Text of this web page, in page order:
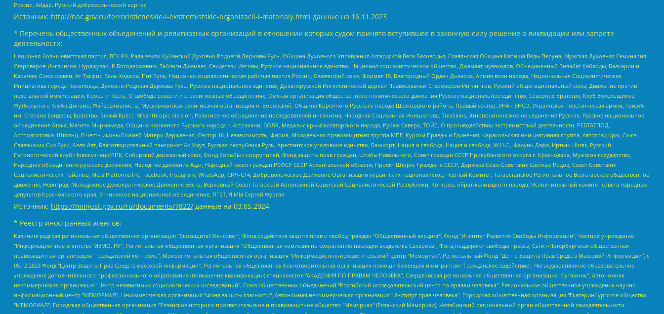
России, Айдар, Русский добровольческий корпус
Источник: http://nac.gov.ru/terroristicheskie-i-ekstremistskie-organizacii-i-materialy.html данные на 16.11.2023
* Перечень общественных объединений и религиозных организаций в отношении которых судом принято вступившее в законную силу решение о ликвидации или запрете
деятельности:
Национал-большевистская партия, ВЕК РА, Рада земли Кубанской Духовно Родовой Державы Русь, Община Духовного Управления Асгардской Веси Беловодья, Славянская Община Капища Веды Перуна, Мужская Духовная Семинария
Староверов-Инглингов, Нурджулар, К Богодержавию, Таблиги Джамаат, Свидетели Иеговы, Русское национальное единство, Национал-социалистическое общество, Джамаат мувахидов, Объединенный Вилайат Кабарды, Балкарии и
Карачая, Союз славян, Ат-Такфир Валь-Хиджра, Пит Буль, Национал-социалистическая рабочая партия России, Славянский союз, Формат-18, Благородный Орден Дьявола, Армия воли народа, Национальная Социалистическая
Инициатива города Череповца, Духовно-Родовая Держава Русь, Русское национальное единство, Древнерусской Инглистической церкви Православных Староверов-Инглингов, Русский общенациональный союз, Движение против
нелегальной иммиграции, Кровь и Честь, О свободе совести и о религиозных объединениях, Омская организация общественного политического движения Русское национальное единство, Северное Братство, Клуб Болельщиков
Футбольного Клуба Динамо, Файзрахманисты, Мусульманская религиозная организация п. Боровский, Община Коренного Русского народа Щелковского района, Правый сектор, УНА - УНСО, Украинская повстанческая армия, Тризуб
им. Степана Бандеры, Братство, Белый Крест, Misanthropic division, Религиозное объединение последователей инглиизма, Народная Социальная Инициатива, TulaSkins, Этнополитическое объединение Русские, Русское национальное
объединение Атака, Мечеть Мирмамеда, Община Коренного Русского народа г. Астрахани, ВОЛЯ, Меджлис крымскотатарского народа, Рубеж Севера, ТОЙС, О противодействии экстремистской деятельности, РЕВТАТПОД,
Артподготовка, Штольц, В честь иконы Божией Матери Державная, Сектор 16, Независимость, Фирма, Молодежная правозащитная группа МПГ, Курсом Правды и Единения, Каракольская инициативная группа, Автоград Крю, Союз
Славянских Сил Руси, Алля-Аят, Благотворительный пансионат Ак Умут, Русская республика Русь, Арестантское уголовное единство, Башкорт, Нация и свобода, Нация и свобода, W.H.С., Фалунь Дафа, Иртыш Ultras, Русский
Патриотический клуб-Новокузнецк/РПК, Сибирский державный союз, Фонд борьбы с коррупцией, Фонд защиты прав граждан, Штабы Навального, Совет граждан СССР Прикубанского округа г. Краснодара, Мужское государство,
Народное объединение русского движения, Народное движение Адат, Народный совет граждан РСФСР СССР Архангельской области, Проект Штурм, Граждане СССР, Держава Союз Советских Светлых Родов, Совет Советских
Социалистических Районов, Meta Platforms Inc, Facebook, Instagram, WhatsApp, СИЧ-С14, Добровольческое Движение Организации украинских националистов, Черный Комитет, Татарстанское Региональное Всетатарское общественное
движение, Невоград, Молодежное Демократическое Движение Весна, Верховный Совет Татарской Автономной Советской Социалистической Республики, Конгресс ойрат-калмыцкого народа, Исполнительный комитет совета народных
депутатов Красноярского края, Этническое национальное объединение, ЛГБТ, Я.МЫ Сергей Фургал
Источник: https://minjust.gov.ru/ru/documents/7822/ данные на 03.05.2024
* Реестр иностранных агентов:
Калининградская региональная общественная организация "Экозащита!-Женсовет", Фонд содействия защите прав и свобод граждан "Общественный вердикт", Фонд "Институт Развития Свободы Информации", Частное учреждение "Информационное агентство МЕМО. РУ", Региональная общественная организация "Общественная комиссия по сохранению наследия академика Сахарова", Фонд поддержки свободы прессы, Санкт-Петербургская общественная правозащитная организация "Гражданский контроль", Межрегиональная общественная организация "Информационно-просветительский центр "Мемориал", Региональный Фонд "Центр Защиты Прав Средств Массовой Информации", с 05.12.2023 Фонд "Центр Защиты Прав Средств массовой информации", Региональная общественная благотворительная организация помощи беженцам и мигрантам "Гражданское содействие", Негосударственное образовательное учреждение дополнительного профессионального образования (повышение квалификации) специалистов "АКАДЕМИЯ ПО ПРАВАМ ЧЕЛОВЕКА", Свердловская региональная общественная организация "Сутяжник", Автономная некоммерческая организация "Центр независимых социологических исследований", Союз общественных объединений "Российский исследовательский центр по правам человека", Региональное общественное учреждение научно-информационный центр "МЕМОРИАЛ", Некоммерческая организация "Фонд защиты гласности", Автономная некоммерческая организация "Институт прав человека", Городская общественная организация "Екатеринбургское общество "МЕМОРИАЛ", Городская общественная организация "Рязанское историко-просветительское и правозащитное общество "Мемориал" (Рязанский Мемориал), Челябинский региональный орган общественной самодеятельности – женское общественное объединение "Женщины Евразии", Челябинский региональный орган общественной самодеятельности "Уральская правозащитная группа", Фонд содействия защите здоровья и социальной справедливости имени Андрея Рылькова, Автономная Некоммерческая Организация "Аналитический Центр Юрия Левады", Автономная некоммерческая организация социальной поддержки населения "Проект Апрель", Региональная общественная организация помощи женщинам и детям, находящимся в кризисной ситуации "Информационно-методический центр "Анна", Фонд содействия развитию массовых коммуникаций и правовому просвещению "Так-так-Так", Фонд содействия устойчивому развитию "Серебряная тайга", Свердловский региональный общественный фонд социальных проектов "Новое время", "Idel.Реалии", Кавказ.Реалии, Крым.Реалии, Телеканал Настоящее Время, Татаро-башкирская служба Радио Свобода (Azatliq Radiosi), Радио Свободная Европа/Радио Свобода (PCE/PC), "Сибирь.Реалии", "Фактограф", Благотворительный фонд помощи осужденным и их семьям, Автономная некоммерческая организация "Институт глобализации и социальных движений", Фонд "В защиту прав заключенных", Частное учреждение "Центр поддержки и содействия развитию средств массовой информации", Пензенский региональный общественный благотворительный фонд "Гражданский союз", "Север.Реалии", Некоммерческая организация Фонд "Правовая инициатива", Общество с ограниченной ответственностью "Радио Свободная Европа/Радио Свобода", Чешское информационное агентство "MEDIUM-ORIENT", Красноярская региональная общественная организация "Мы против СПИДа", Камалягин Денис Николаевич, Маркелов Сергей Евгеньевич, Пономарев Лев Александрович, Савицкая Людмила Алексеевна, Автономная некоммерческая организация "Центр по работе с проблемой насилия "НАСИЛИЮ.НЕТ", Межрегиональный профессиональный союз работников здравоохранения "Альянс врачей", Юридическое лицо, зарегистрированное в Латвийской Республике, SIA "Medusa Project" (регистрационный номер 40103797863, дата регистрации 10.06.2014), Некоммерческая организация "Фонд по борьбе с коррупцией", Автономная некоммерческая организация "Институт права и публичной политики", Баданин Роман Сергеевич, Гликин Максим Александрович, Железнова Мария Михайловна, Лукьянова Юлия Сергеевна, Маетная Елизавета Витальевна, Маняхин Петр Борисович, Чуракова Ольга Владимировна, Ярош Юлия Петровна, Юридическое лицо "The Insider SIA", зарегистрированное в Риге, Латвийская Республика (дата регистрации 26.06.2015), являющееся администратором доменного имени интернет-издания "The Insider SIA", https://theins.ru, Постернак Алексей Евгеньевич, Рубин Михаил Аркадьевич, Анин Роман Александрович, Юридическое лицо Istories fonds, зарегистрированное в Латвийской Республике (регистрационный номер 50008295751, дата регистрации 24.02.2020), Великовский Дмитрий Александрович, Долинина Ирина Николаевна, Мароховская Алеся Алексеевна, Шлейнов Роман Юрьевич, Шмагун Олеся Валентиновна, Общество с ограниченной ответственностью "Альтаир 2021", Общество с ограниченной ответственностью "Вега 2021", Общество с ограниченной ответственностью "Главный редактор 2021", Общество с ограниченной ответственностью "Ромашки монолит", Важенков Артем Валерьевич, Ивановская областная общественная организация "Центр гендерных исследований", Гурман Юрий Альбертович, Медиапроект "ОВД-Инфо", Егоров Владимир Владимирович, Жилинский Владимир Александрович, Общество с ограниченной ответственностью "ЗП", Иванова София Юрьевна, Карезина Инна Павловна, Кильтау Екатерина Викторовна, Петров Алексей Викторович, Пискунов Сергей Евгеньевич, Смирнов Сергей Сергеевич, Тихонов Михаил Сергеевич, Общество с ограниченной ответственностью "ЖУРНАЛИСТ-ИНОСТРАННЫЙ АГЕНТ", Арапова Галина Юрьевна, Вольтская Татьяна Анатольевна, Американская компания "Mason G.E.S. Anonymous Foundation" (США), являющаяся владельцем интернет-издания https://mnews.world/, Компания "Stichting Bellingcat", зарегистрированная в Нидерландах (дата регистрации 11.07.2018), Захаров Андрей Вячеславович, Клепиковская Екатерина Дмитриевна, Общество с ограниченной ответственностью "МЕМО", Перл Роман Александрович, Симонов Евгений Алексеевич, Соловьева Елена Анатольевна, Сотников Даниил Владимирович, Сурначева Елизавета Дмитриевна, Автономная некоммерческая организация по защите прав человека и информированию населения "Якутия – Наше Мнение", Общество с ограниченной ответственностью "Москоу диджитал медиа", с 26.01.2023 Общество с ограниченной ответственностью "Чайка Белые сады", Ветошкина Валерия Валерьевна, Заговора Максим Александрович, Межрегиональное общественное движение "Российская ЛГБТ - сеть", Оленичев Максим Владимирович, Павлов Иван Юрьевич, Скворцова Елена Сергеевна, Общество с ограниченной ответственностью "Как бы инагент", Кочетков Игорь Викторович, Общество с ограниченной ответственностью "Честные выборы", Еланчик Олег Александрович, Общество с ограниченной ответственностью "Нобелевский призыв", Гималова Регина Эмилевна, Григорьев Андрей Валерьевич, Григорьева Алина Александровна, Ассоциация по содействию защите прав призывников, альтернативнослужащих и военнослужащих "Правозащитная группа "Гражданин.Армия.Право", Хисамова Регина Фаритовна, Автономная некоммерческая организация по реализации социально-правовых программ "Лилит", Дальневосточное общественное движение "Маяк", Санкт-Петербургская ЛГБТ-инициативная группа "Выход", Инициативная группа ЛГБТ+ "Реверс", Алексеев Андрей Викторович, Бекбулатова Таисия Львовна, Беляев Иван Михайлович, Владыкина Елена Сергеевна, Гельман Марат Александрович, Никульшина Вероника Юрьевна, Толоконникова Надежда Андреевна, Шендерович Виктор Анатольевич, Общество с ограниченной ответственностью "Данное сообщение", Общество с ограниченной ответственностью Издательский дом "Новая глава", Айнбиндер Александра Александровна, Московский комьюнити-центр для ЛГБТ+инициатив, Благотворительный фонд развития филантропии, Deutsche Welle (Германия, Kurt-Schumacher-Strasse 3, 53113 Bonn), Борзунова Мария Михайловна, Воробьев Виктор Викторович, Голубева Анна Львовна, Константинова Алла Михайловна, Малкова Ирина Владимировна, Мурадов Мурад Абдулгалимович, Осетинская Елизавета Николаевна, Понасенков Евгений Николаевич, Ганапольский Матвей Юрьевич, Киселев Евгений Алексеевич, Борухович Ирина Григорьевна, Дремин Иван Тимофеевич, Дубровский Дмитрий Викторович, Красноярская региональная общественная организация поддержки и развития альтернативных образовательных технологий и межкультурных коммуникаций "ИНТЕРРА", Маяковская Екатерина Алексеевна, Фейгин Марк Захарович, Филимонов Андрей Викторович, Дзугкоева Регина Николаевна, Доброхотов Роман Александрович, Дудь Юрий Александрович, Елкин Сергей Владимирович, Кругликов Кирилл Игоревич, Сабунаева Мария Леонидовна, Семенов Алексей Владимирович, Шаинян Карен Багратович, Шульман Екатерина Михайловна, Асафьев Артур Валерьевич, Вахштайн Виктор Семенович, Венедиктов Алексей Алексеевич, Лушникова Екатерина Евгеньевна, Волков Леонид Михайлович, Невзоров Александр Глебович, Пархоменко Сергей Борисович, Сироткин Ярослав Николаевич, Кара-Мурза Владимир Владимирович, Баранова Наталья Владимировна, Гозман Леонид Яковлевич, Кагарлицкий Борис Юльевич, Климарев Михаил Валерьевич, Милов Владимир Станиславович, Автономная некоммерческая организация Краснодарский центр современного искусства "Типография", Моргенштерн Алишер Тагирович, Соболь Любовь Эдуардовна, Общество с ограниченной ответственностью "ЛИЗА НОРМ", Каспаров Гарри Кимович, Ходорковский Михаил Борисович, Общество с ограниченной ответственностью "Апрельские тезисы", Данилович Ирина Брониславовна, Кашин Олег Владимирович, Петров Николай Владимирович, Пивоваров Алексей Владимирович, Соколов Михаил Владимирович, Цветкова Юлия Владимировна, Чичваркин Евгений Александрович, Комитет против пыток/Команда против пыток, Общество с ограниченной ответственностью "Первый научный", Общество с ограниченной ответственностью "Вертолет и ко", Белоцерковская Вероника Борисовна, Кац Максим Евгеньевич, Лазарева Татьяна Юрьевна, Шаведдинов Руслан Табризович, Яшин Илья Валерьевич, Общество с ограниченной ответственностью "Иноагент ААВ", Алешковский Дмитрий Петрович, Альбац Евгения Марковна, Быков Дмитрий Львович, Галямина Юлия Евгеньевна, Лойко Сергей Леонидович, Мартынов Кирилл Константинович, Медведев Сергей Александрович, Крашенинников Федор Геннадиевич, Гордеева Катерина Вл